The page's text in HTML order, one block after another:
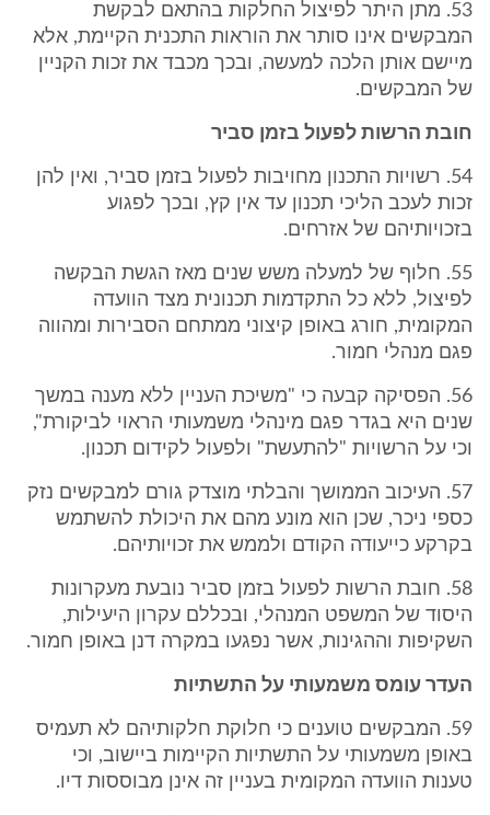
53. מתן היתר לפיצול החלקות בהתאם לבקשת
המבקשים אינו סותר את הוראות התכנית הקיימת, אלא
מיישם אותן הלכה למעשה, ובכך מכבד את זכות הקניין
של המבקשים.
חובת הרשות לפעול בזמן סביר
54. רשויות התכנון מחויבות לפעול בזמן סביר, ואין להן
זכות לעכב הליכי תכנון עד אין קץ, ובכך לפגוע
בזכויותיהם של אזרחים.
55. חלוף של למעלה משש שנים מאז הגשת הבקשה
לפיצול, ללא כל התקדמות תכנונית מצד הוועדה
המקומית, חורג באופן קיצוני ממתחם הסבירות ומהווה
פגם מנהלי חמור.
56. הפסיקה קבעה כי "משיכת העניין ללא מענה במשך
שנים היא בגדר פגם מינהלי משמעותי הראוי לביקורת",
וכי על הרשויות "להתעשת" ולפעול לקידום תכנון.
57. העיכוב הממושך והבלתי מוצדק גורם למבקשים נזק
כספי ניכר, שכן הוא מונע מהם את היכולת להשתמש
בקרקע כייעודה הקודם ולממש את זכויותיהם.
58. חובת הרשות לפעול בזמן סביר נובעת מעקרונות
היסוד של המשפט המנהלי, ובכללם עקרון היעילות,
השקיפות וההגינות, אשר נפגעו במקרה דנן באופן חמור.
העדר עומס משמעותי על התשתיות
59. המבקשים טוענים כי חלוקת חלקותיהם לא תעמיס
באופן משמעותי על התשתיות הקיימות ביישוב, וכי
טענות הוועדה המקומית בעניין זה אינן מבוססות דיו.